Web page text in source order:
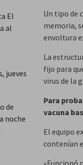
Un tipo de
memoria,
envoltura
La
fijo para
virus de la
Para
vacuna
El equipo
contenían
El
al
jueves
de
noche